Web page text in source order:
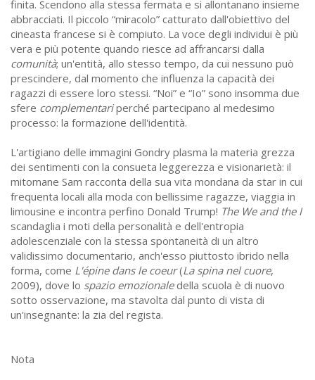
finita. Scendono alla stessa fermata e si allontanano insieme
abbracciati. Il piccolo “miracolo” catturato dall'obiettivo del
cineasta francese si è compiuto. La voce degli individui è più
vera e più potente quando riesce ad affrancarsi dalla
comunità; un'entità, allo stesso tempo, da cui nessuno può
prescindere, dal momento che influenza la capacità dei
ragazzi di essere loro stessi. “Noi” e “Io” sono insomma due
sfere complementariperché partecipano al medesimo
processo: la formazione dell'identità.
L'artigiano delle immagini Gondry plasma la materia grezza
dei sentimenti con la consueta leggerezza e visionarietà: il
mitomane Sam racconta della sua vita mondana da star in cui
frequenta locali alla moda con bellissime ragazze, viaggia in
limousine e incontra perfino Donald Trump! The We and the I
scandaglia i moti della personalità e dell'entropia
adolescenziale con la stessa spontaneità di un altro
validissimo documentario, anch'esso piuttosto ibrido nella
forma, come L'épine dans le coeur(La spina nel cuore,
2009), dove lo spazio emozionaledella scuola è di nuovo
sotto osservazione, ma stavolta dal punto di vista di
un'insegnante: la zia del regista.
Nota